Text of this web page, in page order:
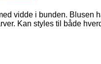
vidde i bunden. Blusen
Kan styles til både